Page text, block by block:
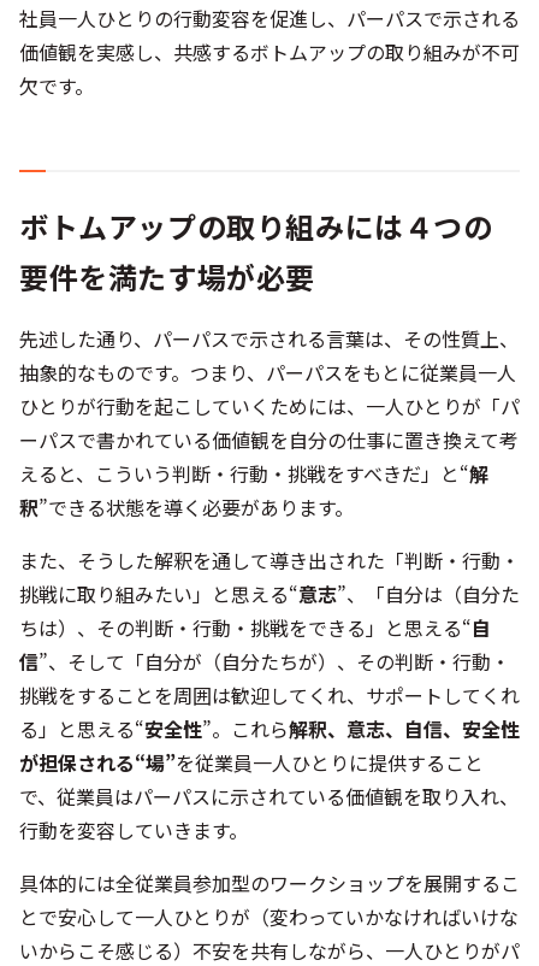
社員一人ひとりの行動変容を促進し、パーパスで示される
価値観を実感し、共感するボトムアップの取り組みが不可
欠です。
ボトムアップの取り組みには４つの
要件を満たす場が必要
先述した通り、パーパスで示される言葉は、その性質上、
抽象的なものです。つまり、パーパスをもとに従業員一人
ひとりが行動を起こしていくためには、一人ひとりが「パ
ーパスで書かれている価値観を自分の仕事に置き換えて考
えると、こういう判断・行動・挑戦をすべきだ」と“解
釈”できる状態を導く必要があります。
また、そうした解釈を通して導き出された「判断・行動・
挑戦に取り組みたい」と思える“意志”、「自分は（自分た
ちは）、その判断・行動・挑戦をできる」と思える“自
信”、そして「自分が（自分たちが）、その判断・行動・
挑戦をすることを周囲は歓迎してくれ、サポートしてくれ
る」と思える“安全性”。これら解釈、意志、自信、安全性
が担保される“場”を従業員一人ひとりに提供すること
で、従業員はパーパスに示されている価値観を取り入れ、
行動を変容していきます。
具体的には全従業員参加型のワークショップを展開するこ
とで安心して一人ひとりが（変わっていかなければいけな
いからこそ感じる）不安を共有しながら、一人ひとりがパ